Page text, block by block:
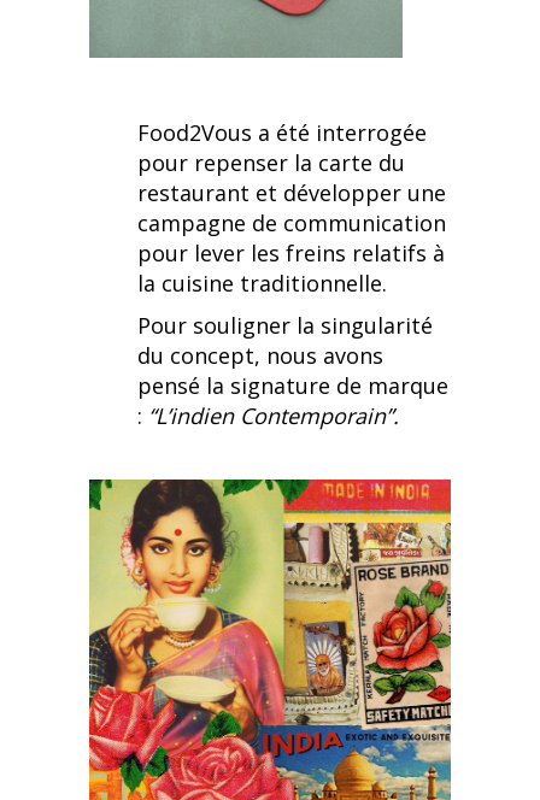
Food2Vous a été interrogée
pour repenser la carte du
restaurant et développer une
campagne de communication
pour lever les freins relatifs à
la cuisine traditionnelle.
Pour souligner la singularité
du concept, nous avons
pensé la signature de marque
: “L’indien Contemporain”.